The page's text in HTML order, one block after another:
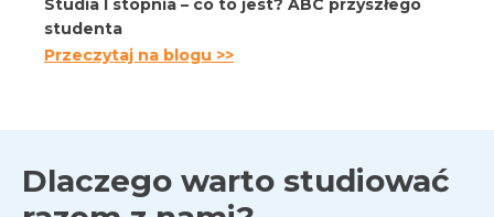
Studia I stopnia – co to jest? ABC przyszłego
studenta
Przeczytaj na blogu >>
Dlaczego warto studiować